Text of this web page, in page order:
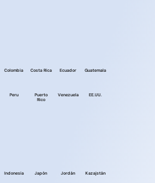
Colombia Costa Rica Ecuador Guatemala
Peru
Puerto
Rico
Venezuela EE.UU.
Indonesia Japón Jordán Kazajstán